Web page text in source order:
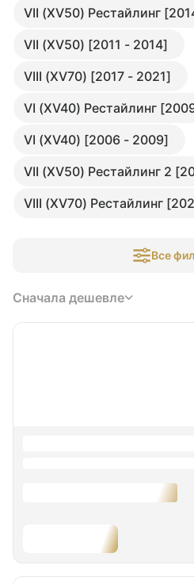
VII (XV50) Рестайлинг
VII (XV50) [2011 - 2014]
VIII (XV70) [2017 - 2021]
VI (XV40) Рестайлинг
VI (XV40) [2006 - 2009]
VII (XV50) Рестайлинг 2
VIII (XV70) Рестайлинг
Все
Сначала дешевле